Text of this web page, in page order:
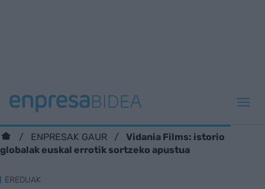
ENPRESAK GAUR
Vidania Films: istorio
globalak euskal errotik sortzeko apustua
EREDUAK